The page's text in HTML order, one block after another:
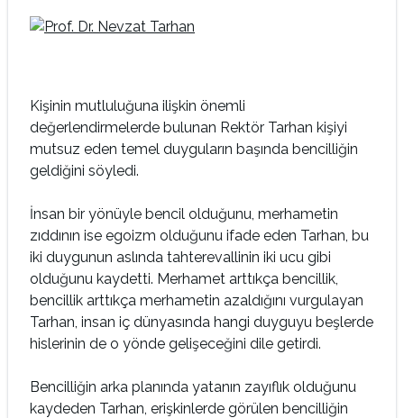
Kişinin mutluluğuna ilişkin önemli
değerlendirmelerde bulunan Rektör Tarhan kişiyi
mutsuz eden temel duyguların başında bencilliğin
geldiğini söyledi.
İnsan bir yönüyle bencil olduğunu, merhametin
zıddının ise egoizm olduğunu ifade eden Tarhan, bu
iki duygunun aslında tahterevallinin iki ucu gibi
olduğunu kaydetti. Merhamet arttıkça bencillik,
bencillik arttıkça merhametin azaldığını vurgulayan
Tarhan, insan iç dünyasında hangi duyguyu beşlerde
hislerinin de o yönde gelişeceğini dile getirdi.
Bencilliğin arka planında yatanın zayıflık olduğunu
kaydeden Tarhan, erişkinlerde görülen bencilliğin